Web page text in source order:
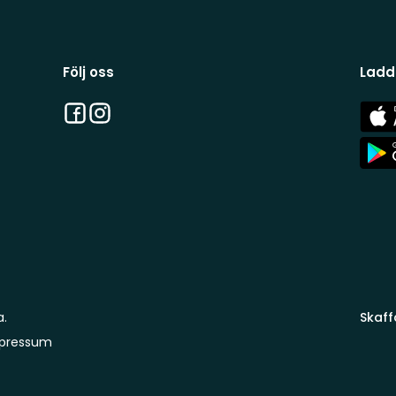
Följ oss
Facebook
Instagram
App
Store
App
Store